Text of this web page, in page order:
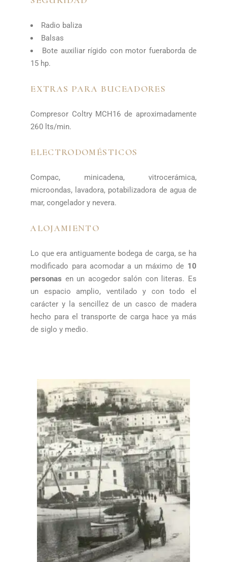
Radio baliza
Balsas
Bote auxiliar rígido con motor fueraborda de
15 hp.
EXTRAS PARA BUCEADORES
Compresor Coltry MCH16 de aproximadamente
260 lts/min.
ELECTRODOMÉSTICOS
Compac, minicadena, vitrocerámica,
microondas, lavadora, potabilizadora de agua de
mar, congelador y nevera.
ALOJAMIENTO
Lo que era antiguamente bodega de carga, se ha
modificado para acomodar a un máximo de 10
personas en un acogedor salón con literas. Es
un espacio amplio, ventilado y con todo el
carácter y la sencillez de un casco de madera
hecho para el transporte de carga hace ya más
de siglo y medio.